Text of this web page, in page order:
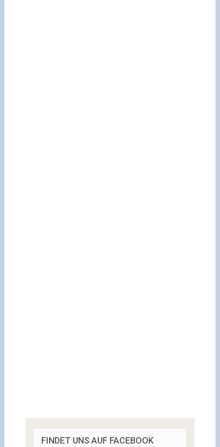
FINDET UNS AUF FACEBOOK